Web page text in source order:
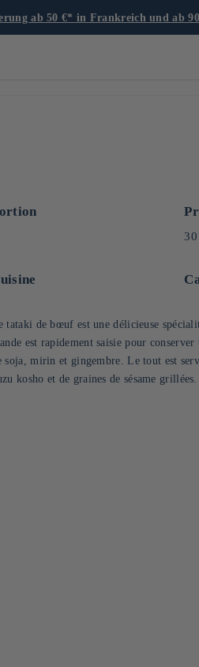
ab 50 €* in Frankreich und ab
tataki de bœuf est une délicieuse
est rapidement saisie pour
soja, mirin et gingembre. Le tout est
kosho et de graines de sésame